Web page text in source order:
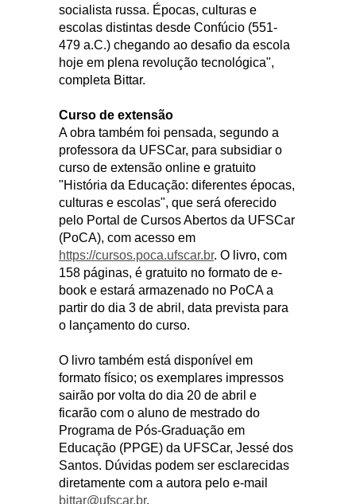
socialista russa. Épocas, culturas e
escolas distintas desde Confúcio (551-
479 a.C.) chegando ao desafio da escola
hoje em plena revolução tecnológica",
completa Bittar.
Curso de extensão
A obra também foi pensada, segundo a
professora da UFSCar, para subsidiar o
curso de extensão online e gratuito
"História da Educação: diferentes épocas,
culturas e escolas", que será oferecido
pelo Portal de Cursos Abertos da UFSCar
(PoCA), com acesso em
https://cursos.poca.ufscar.br. O livro, com
158 páginas, é gratuito no formato de e-
book e estará armazenado no PoCA a
partir do dia 3 de abril, data prevista para
o lançamento do curso.
O livro também está disponível em
formato físico; os exemplares impressos
sairão por volta do dia 20 de abril e
ficarão com o aluno de mestrado do
Programa de Pós-Graduação em
Educação (PPGE) da UFSCar, Jessé dos
Santos. Dúvidas podem ser esclarecidas
diretamente com a autora pelo e-mail
bittar@ufscar.br.